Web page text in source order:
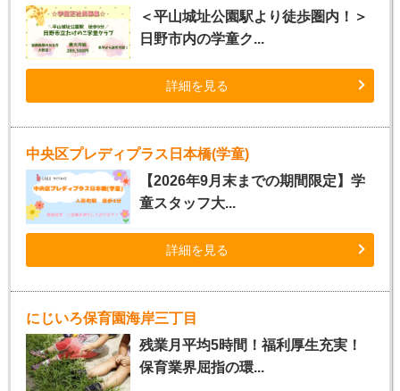
＜平山城址公園駅より徒歩圏内！＞
日野市内の学童ク...
詳細を見る
中央区プレディプラス日本橋(学童)
【2026年9月末までの期間限定】学
童スタッフ大...
詳細を見る
にじいろ保育園海岸三丁目
残業月平均5時間！福利厚生充実！
保育業界屈指の環...